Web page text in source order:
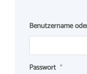
Benutzername
Passwort *